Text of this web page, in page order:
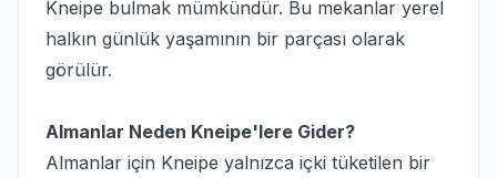
Kneipe bulmak mümkündür. Bu mekanlar yerel
halkın günlük yaşamının bir parçası olarak
görülür.
Almanlar Neden Kneipe'lere Gider?
Almanlar için Kneipe yalnızca içki tüketilen bir